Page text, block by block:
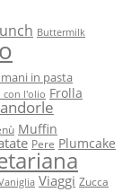
Buttermilk
in pasta
con l'olio Frolla
Muffin
Pere Plumcake
Viaggi Zucca